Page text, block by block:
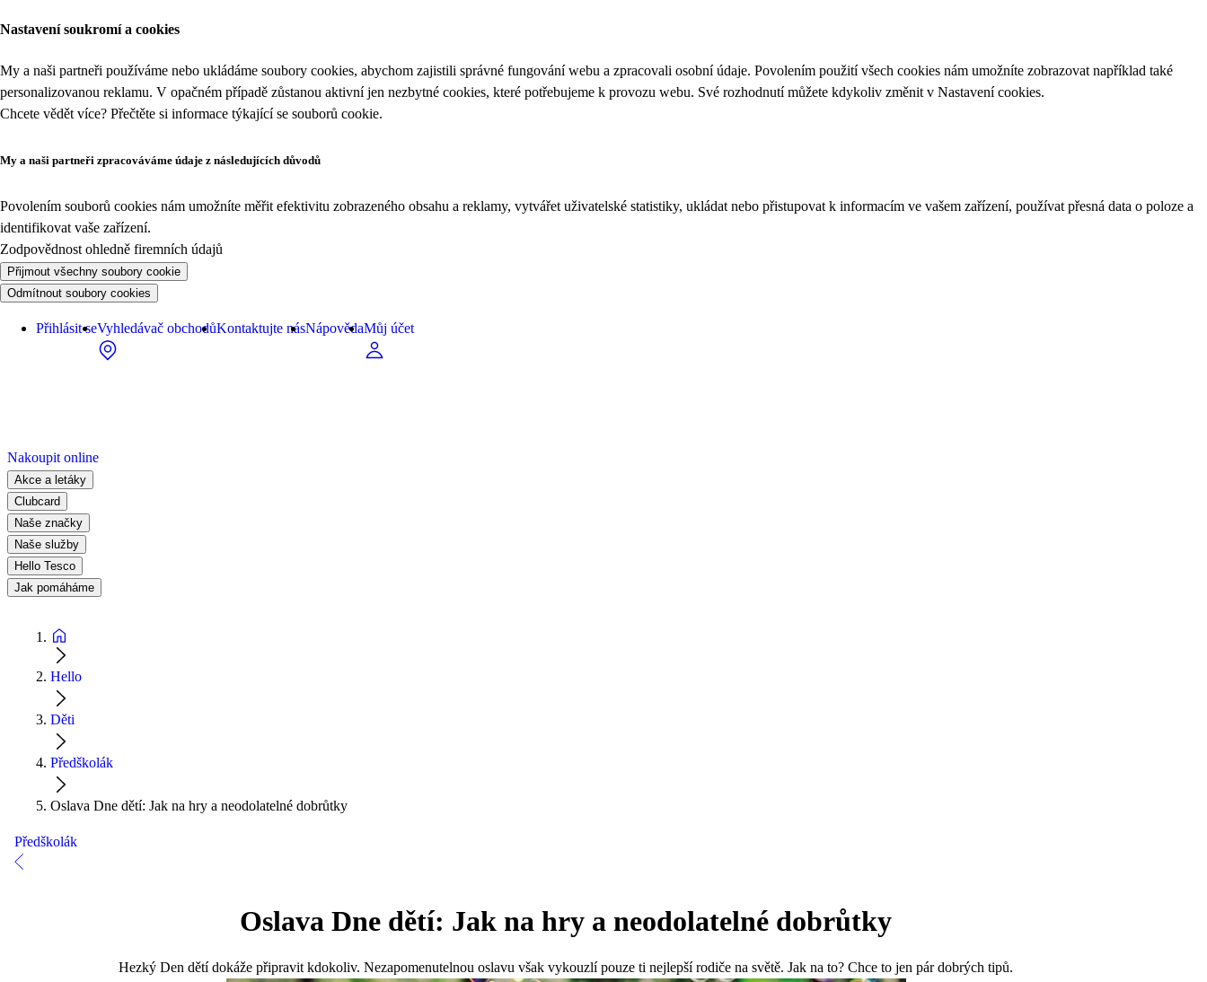
Nastavení soukromí a cookies
My a naši partneři používáme nebo ukládáme soubory cookies, abychom zajistili správné fungování webu a zpracovali osobní údaje. Povolením použití všech cookies nám umožníte zobrazovat například také
personalizovanou reklamu. V opačném případě zůstanou aktivní jen nezbytné cookies, které potřebujeme k provozu webu. Své rozhodnutí můžete kdykoliv změnit v Nastavení cookies.
Chcete vědět více? Přečtěte si informace týkající se souborů cookie.
My a naši partneři zpracováváme údaje z následujících důvodů
Povolením souborů cookies nám umožníte měřit efektivitu zobrazeného obsahu a reklamy, vytvářet uživatelské statistiky, ukládat nebo přistupovat k informacím ve vašem zařízení, používat přesná data o poloze a
identifikovat vaše zařízení.
Zodpovědnost ohledně firemních údajů
Přijmout všechny soubory cookie
Odmítnout soubory cookies
Přihlásit seVyhledávač obchodůKontaktujte násNápovědaMůj účet
Nakoupit online
Akce a letáky
Clubcard
Naše značky
Naše služby
Hello Tesco
Jak pomáháme
Hello
Děti
Předškolák
Oslava Dne dětí: Jak na hry a neodolatelné dobrůtky
Předškolák
Oslava Dne dětí: Jak na hry a neodolatelné dobrůtky
Hezký Den dětí dokáže připravit kdokoliv. Nezapomenutelnou oslavu však vykouzlí pouze ti nejlepší rodiče na světě. Jak na to? Chce to jen pár dobrých tipů.